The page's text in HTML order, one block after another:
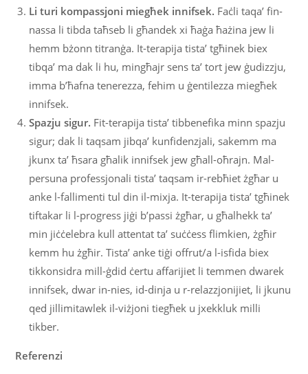
Li turi kompassjoni miegħek innifsek. Faċli taqa’ fin-
nassa li tibda taħseb li għandek xi ħaġa ħażina jew li
hemm bżonn titranġa. It-terapija tista’ tgħinek biex
tibqa’ ma dak li hu, mingħajr sens ta’ tort jew ġudizzju,
imma b’ħafna tenerezza, fehim u ġentilezza miegħek
innifsek.
Spazju sigur. Fit-terapija tista’ tibbenefika minn spazju
sigur; dak li taqsam jibqa’ kunfidenzjali, sakemm ma
jkunx ta’ ħsara għalik innifsek jew għall-oħrajn. Mal-
persuna professjonali tista’ taqsam ir-rebħiet żgħar u
anke l-fallimenti tul din il-mixja. It-terapija tista’ tgħinek
tiftakar li l-progress jiġi b’passi żgħar, u għalhekk ta’
min jiċċelebra kull attentat ta’ suċċess flimkien, żgħir
kemm hu żgħir. Tista’ anke tiġi offrut/a l-isfida biex
tikkonsidra mill-ġdid ċertu affarijiet li temmen dwarek
innifsek, dwar in-nies, id-dinja u r-relazzjonijiet, li jkunu
qed jillimitawlek il-viżjoni tiegħek u jxekkluk milli
tikber.
Referenzi